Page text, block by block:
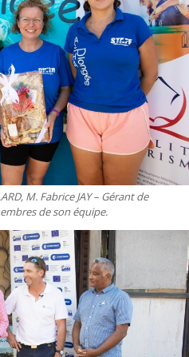
M. Fabrice JAY – Gérant de
de son équipe.